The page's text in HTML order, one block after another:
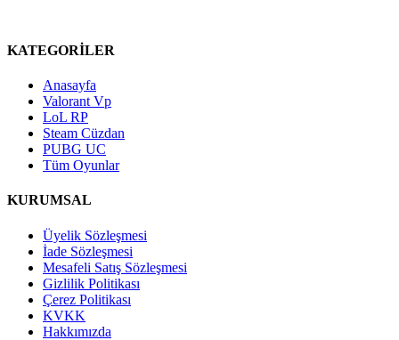
KATEGORİLER
Anasayfa
Valorant Vp
LoL RP
Steam Cüzdan
PUBG UC
Tüm Oyunlar
KURUMSAL
Üyelik Sözleşmesi
İade Sözleşmesi
Mesafeli Satış Sözleşmesi
Gizlilik Politikası
Çerez Politikası
KVKK
Hakkımızda